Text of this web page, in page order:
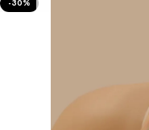
-30%